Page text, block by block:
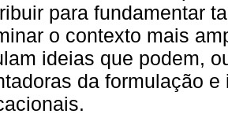
para fundamentar
o contexto mais
ideias que podem,
da formulação